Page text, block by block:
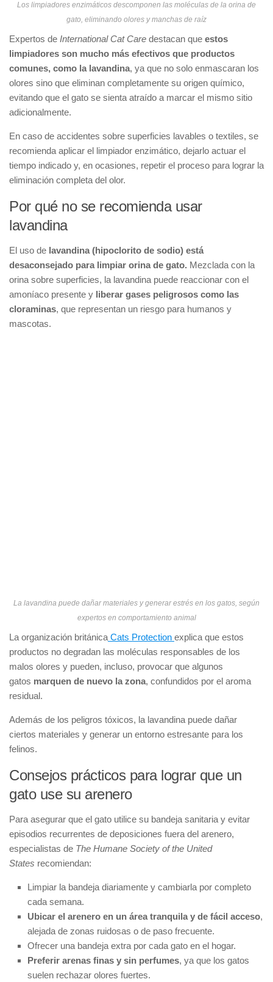
Los limpiadores enzimáticos descomponen las moléculas de la orina de
gato, eliminando olores y manchas de raíz
Expertos de International Cat Care destacan que estos
limpiadores son mucho más efectivos que productos
comunes, como la lavandina, ya que no solo enmascaran los
olores sino que eliminan completamente su origen químico,
evitando que el gato se sienta atraído a marcar el mismo sitio
adicionalmente.
En caso de accidentes sobre superficies lavables o textiles, se
recomienda aplicar el limpiador enzimático, dejarlo actuar el
tiempo indicado y, en ocasiones, repetir el proceso para lograr la
eliminación completa del olor.
Por qué no se recomienda usar
lavandina
El uso de lavandina (hipoclorito de sodio) está
desaconsejado para limpiar orina de gato. Mezclada con la
orina sobre superficies, la lavandina puede reaccionar con el
amoníaco presente y liberar gases peligrosos como las
cloraminas, que representan un riesgo para humanos y
mascotas.
La lavandina puede dañar materiales y generar estrés en los gatos, según
expertos en comportamiento animal
La organización británica Cats Protection explica que estos
productos no degradan las moléculas responsables de los
malos olores y pueden, incluso, provocar que algunos
gatos marquen de nuevo la zona, confundidos por el aroma
residual.
Además de los peligros tóxicos, la lavandina puede dañar
ciertos materiales y generar un entorno estresante para los
felinos.
Consejos prácticos para lograr que un
gato use su arenero
Para asegurar que el gato utilice su bandeja sanitaria y evitar
episodios recurrentes de deposiciones fuera del arenero,
especialistas de The Humane Society of the United
States recomiendan:
Limpiar la bandeja diariamente y cambiarla por completo
cada semana.
Ubicar el arenero en un área tranquila y de fácil acceso,
alejada de zonas ruidosas o de paso frecuente.
Ofrecer una bandeja extra por cada gato en el hogar.
Preferir arenas finas y sin perfumes, ya que los gatos
suelen rechazar olores fuertes.